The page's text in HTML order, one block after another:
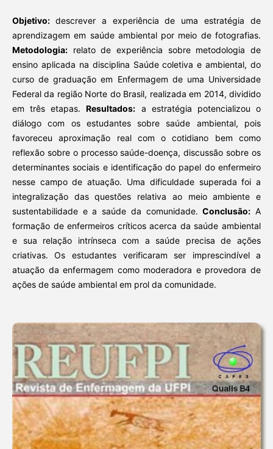
Objetivo: descrever a experiência de uma estratégia de
aprendizagem em saúde ambiental por meio de fotografias.
Metodologia:relato de experiência sobre metodologia de
ensino aplicada na disciplina Saúde coletiva e ambiental, do
curso de graduação em Enfermagem de uma Universidade
Federal da região Norte do Brasil, realizada em 2014, dividido
em três etapas.Resultados: a estratégia potencializou o
diálogo com os estudantes sobre saúde ambiental, pois
favoreceu aproximação real com o cotidiano bem como
reflexão sobre o processo saúde-doença, discussão sobre os
determinantes sociais e identificação do papel do enfermeiro
nesse campo de atuação. Uma dificuldade superada foi a
integralização das questões relativa ao meio ambiente e
sustentabilidade e a saúde da comunidade.Conclusão: A
formação de enfermeiros críticos acerca da saúde ambiental
e sua relação intrínseca com a saúde precisa de ações
criativas. Os estudantes verificaram ser imprescindível a
atuação da enfermagem como moderadora e provedora de
ações de saúde ambiental em prol da comunidade.